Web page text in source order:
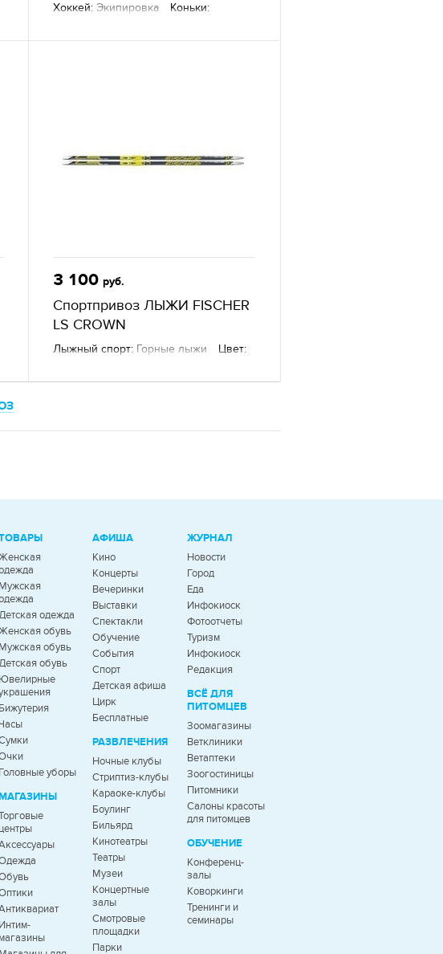
Хоккей: Экипировка
Коньки:
кожа
3 100 руб.
Спортпривоз ЛЫЖИ FISCHER
LS CROWN
Лыжный спорт: Горные лыжи
Цвет:
Мужская
одежда
обувь
Мужская обувь
обувь
Ювелирные
Бижутерия
Головные уборы
центры
Интим-
магазины
АФИША
Кино
Концерты
Вечеринки
Выставки
Спектакли
Обучение
События
Спорт
Детская афиша
Цирк
Бесплатные
РАЗВЛЕЧЕНИЯ
Ночные клубы
Стриптиз-клубы
Караоке-клубы
Боулинг
Бильярд
Кинотеатры
Театры
Музеи
Концертные
залы
Смотровые
площадки
Парки
ЖУРНАЛ
Новости
Город
Еда
Инфокиоск
Фотоотчеты
Туризм
Инфокиоск
Редакция
ВСЁ ДЛЯ
ПИТОМЦЕВ
Зоомагазины
Ветклиники
Ветаптеки
Зоогостиницы
Питомники
Салоны красоты
для питомцев
ОБУЧЕНИЕ
Конференц-
залы
Коворкинги
Тренинги и
семинары